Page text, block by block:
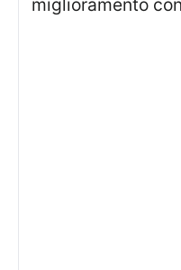
miglioramento